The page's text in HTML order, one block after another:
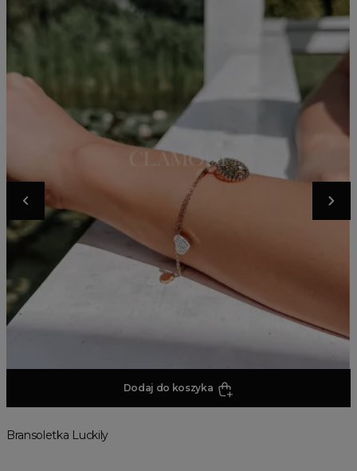
Dodaj do koszyka
Bransoletka Luckily